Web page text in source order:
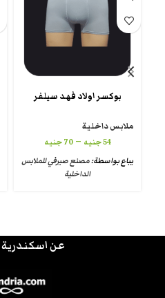
بوكسر اولاد فهد سيلفر
ملابس داخلية
54جنيه –
70 جنيه
يباع بواسطة:مصنع صيرفي للملابس
الداخلية
عن